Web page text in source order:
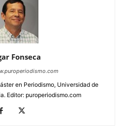
Fonseca
en Periodismo, Universidad de
Editor: puroperiodismo.com